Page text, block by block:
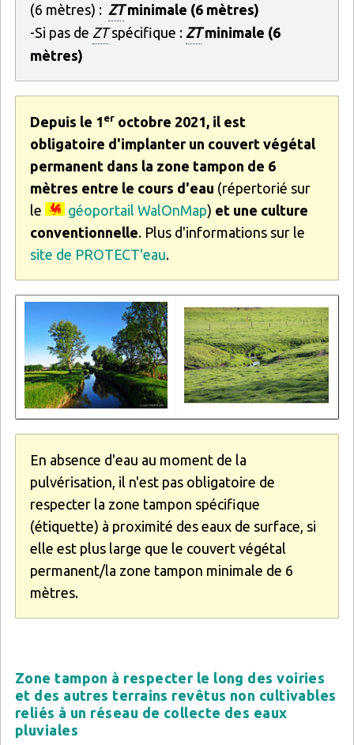
(6 mètres) : ZTminimale (6 mètres)
-Si pas de ZTspécifique : ZTminimale (6
mètres)
Depuis le 1er octobre 2021, il est
obligatoire d'implanter un couvert végétal
permanent dans la zone tampon de 6
mètres entre le cours d'eau (répertorié sur
le
géoportail WalOnMap) et une culture
conventionnelle. Plus d'informations sur le
site de PROTECT'eau.
Image
En absence d'eau au moment de la
pulvérisation, il n'est pas obligatoire de
respecter la zone tampon spécifique
(étiquette) à proximité des eaux de surface, si
elle est plus large que le couvert végétal
permanent/la zone tampon minimale de 6
mètres.
Zone tampon à respecter le long des voiries
et des autres terrains revêtus non cultivables
reliés à un réseau de collecte des eaux
pluviales